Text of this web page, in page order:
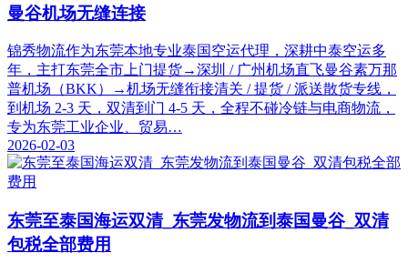
曼谷机场无缝连接
锦秀物流作为东莞本地专业泰国空运代理，深耕中泰空运多
年，主打东莞全市上门提货→深圳 / 广州机场直飞曼谷素万那
普机场（BKK）→机场无缝衔接清关 / 提货 / 派送散货专线，
到机场 2-3 天，双清到门 4-5 天，全程不碰冷链与电商物流，
专为东莞工业企业、贸易…
2026-02-03
东莞至泰国海运双清_东莞发物流到泰国曼谷_双清
包税全部费用